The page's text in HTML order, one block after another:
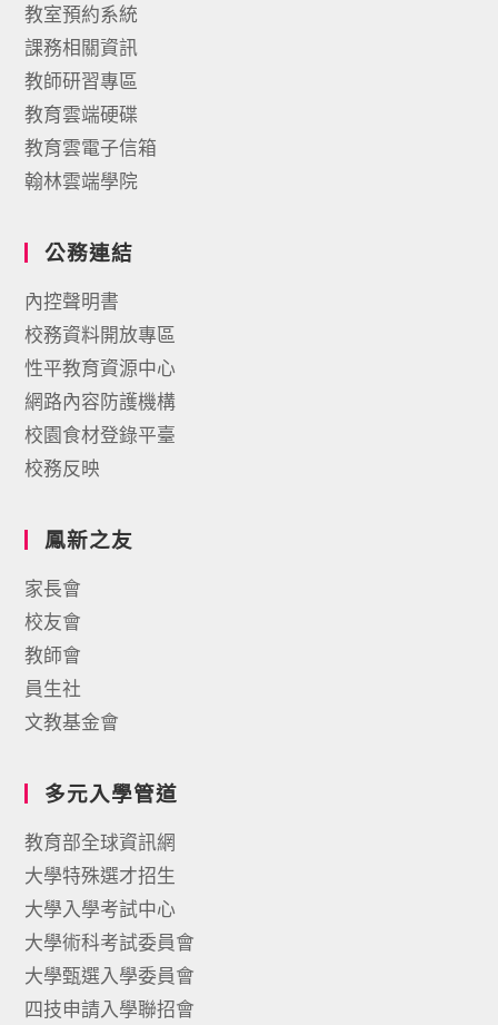
教室預約系統
課務相關資訊
教師研習專區
教育雲端硬碟
教育雲電子信箱
翰林雲端學院
公務連結
內控聲明書
校務資料開放專區
性平教育資源中心
網路內容防護機構
校園食材登錄平臺
校務反映
鳳新之友
家長會
校友會
教師會
員生社
文教基金會
多元入學管道
教育部全球資訊網
大學特殊選才招生
大學入學考試中心
大學術科考試委員會
大學甄選入學委員會
四技申請入學聯招會